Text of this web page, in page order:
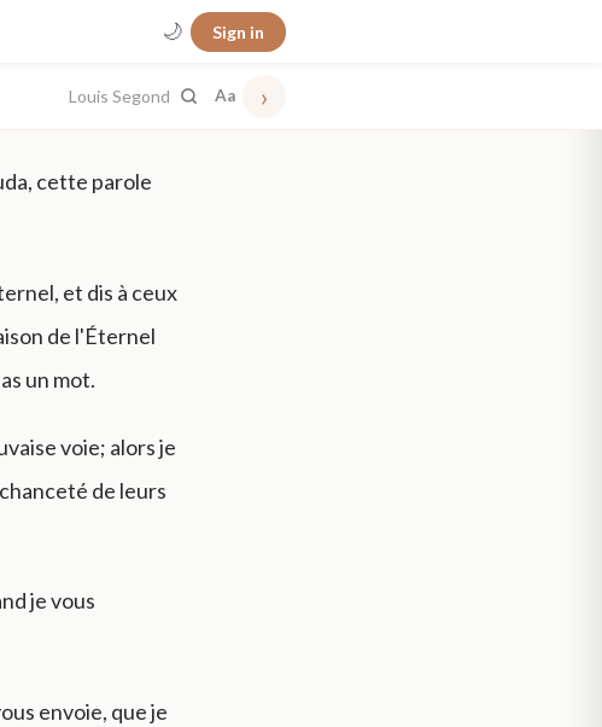
🌙 Sign in
Louis Segond Aa ›
cette parole
et dis à ceux
de l'Éternel
un mot.
voie; alors je
de leurs
je vous
envoie, que je